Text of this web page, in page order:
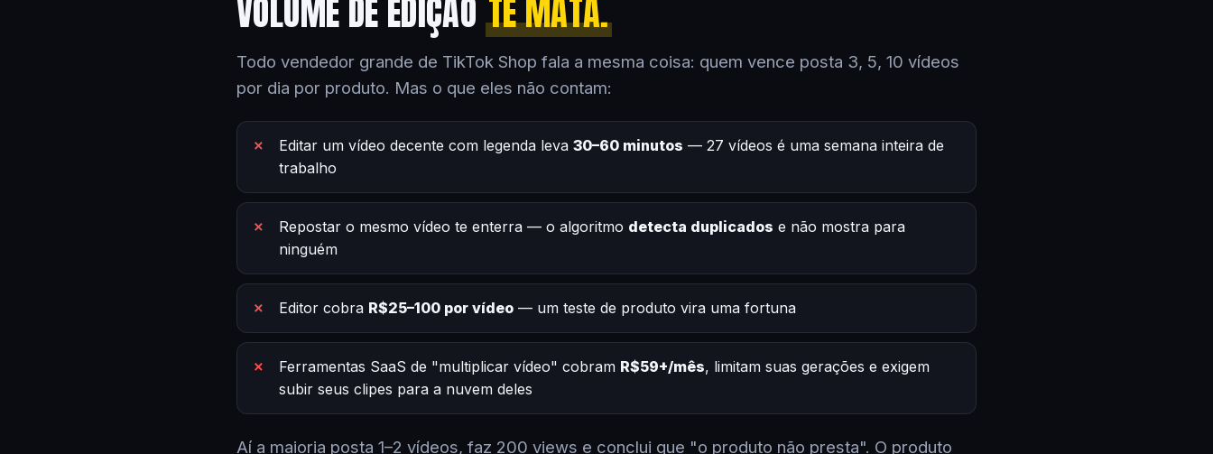
VOLUME DE EDIÇÃO TE MATA.
Todo vendedor grande de TikTok Shop fala a mesma coisa: quem vence posta 3, 5, 10 vídeos
por dia por produto. Mas o que eles não contam:
Editar um vídeo decente com legenda leva 30–60 minutos — 27 vídeos é uma semana inteira de
trabalho
Repostar o mesmo vídeo te enterra — o algoritmo detecta duplicados e não mostra para
ninguém
Editor cobra R$25–100 por vídeo — um teste de produto vira uma fortuna
Ferramentas SaaS de "multiplicar vídeo" cobram R$59+/mês, limitam suas gerações e exigem
subir seus clipes para a nuvem deles
Aí a maioria posta 1–2 vídeos, faz 200 views e conclui que "o produto não presta". O produto